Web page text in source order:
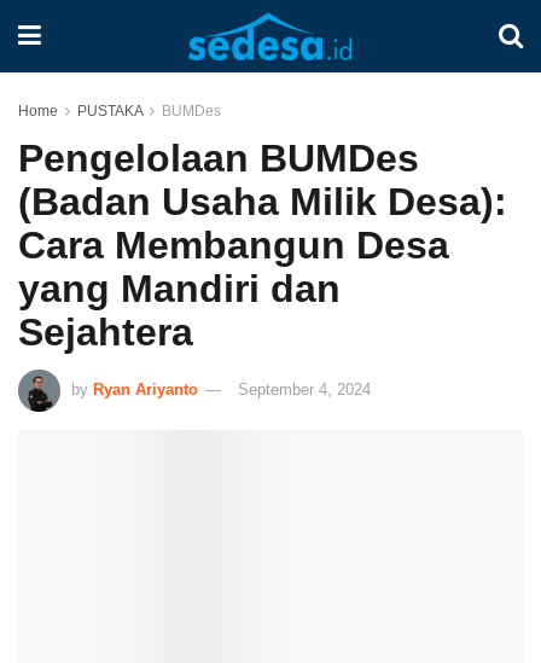
Home PUSTAKA BUMDes
Pengelolaan BUMDes
(Badan Usaha Milik Desa):
Cara Membangun Desa
yang Mandiri dan
Sejahtera
by Ryan Ariyanto September 4, 2024